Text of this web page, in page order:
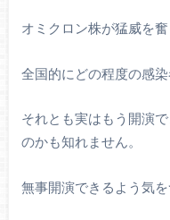
オミクロン株が猛威を
全国的にどの程度の感
それとも実はもう開演
のかも知れません。
無事開演できるよう気を